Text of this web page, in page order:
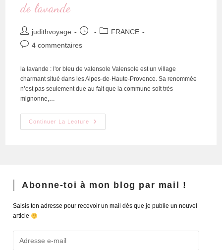
de lavande
judithvoyage
FRANCE
4 commentaires
la lavande : l'or bleu de valensole Valensole est un village
charmant situé dans les Alpes-de-Haute-Provence. Sa renommée
n’est pas seulement due au fait que la commune soit très
mignonne,…
Continuer La Lecture
Abonne-toi à mon blog par mail !
Saisis ton adresse pour recevoir un mail dès que je publie un nouvel
article